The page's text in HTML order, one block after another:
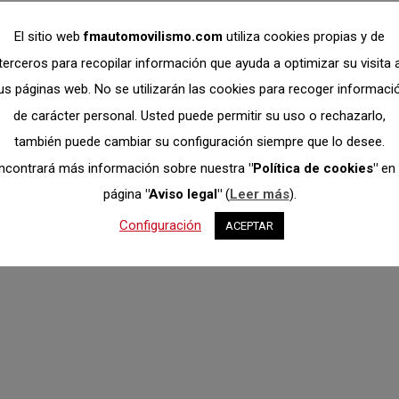
El sitio webfmautomovilismo.com utiliza cookies propias y de
para recopilar información que ayuda a optimizar su visita
páginas web. No se utilizarán las cookies para recoger
de carácter personal. Usted puede permitir su uso o rechazarlo,
también puede cambiar su configuración siempre que lo desee.
más información sobre nuestra "Política de cookies"en
página "Aviso legal"(Leer más).
Configuración
ACEPTAR